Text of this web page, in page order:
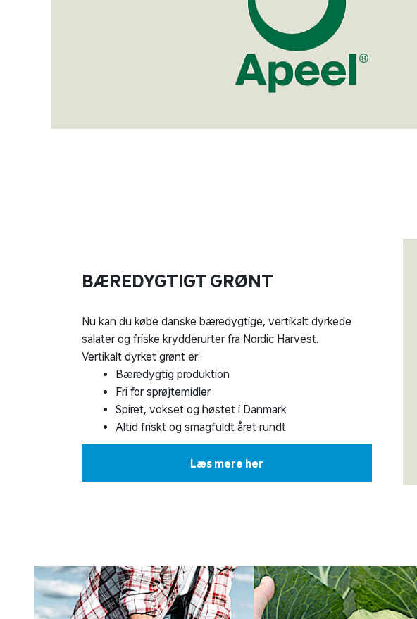
BÆREDYGTIGT GRØNT
Nu kan du købe danske bæredygtige, vertikalt dyrkede
salater og friske krydderurter fra Nordic Harvest.
Vertikalt dyrket grønt er:
Bæredygtig produktion
Fri for sprøjtemidler
Spiret, vokset og høstet i Danmark
Altid friskt og smagfuldt året rundt
Læs mere her